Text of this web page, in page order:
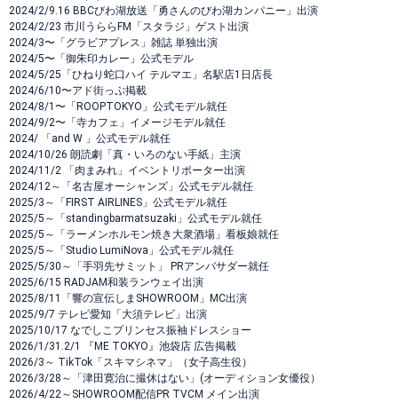
2024/2/9.16 BBCびわ湖放送「勇さんのびわ湖カンパニー」出演
2024/2/23 市川うららFM「スタラジ」ゲスト出演
2024/3〜「グラビアプレス」雑誌 単独出演
2024/5〜「御朱印カレー」公式モデル
2024/5/25「ひねり蛇口ハイ テルマエ」名駅店1日店長
2024/6/10〜アド街っぷ掲載
2024/8/1〜「ROOPTOKYO」公式モデル就任
2024/9/2〜「寺カフェ」イメージモデル就任
2024/ 「and W 」公式モデル就任
2024/10/26 朗読劇「真・いろのない手紙」主演
2024/11/2 「肉まみれ」イベントリポーター出演
2024/12～「名古屋オーシャンズ」公式モデル就任
2025/3～「FIRST AIRLINES」公式モデル就任
2025/5～「standingbarmatsuzaki」公式モデル就任
2025/5～「ラーメンホルモン焼き大衆酒場」看板娘就任
2025/5～「Studio LumiNova」公式モデル就任
2025/5/30～「手羽先サミット」 PRアンバサダー就任
2025/6/15 RADJAM和装ランウェイ出演
2025/8/11「響の宣伝しまSHOWROOM」MC出演
2025/9/7 テレビ愛知「大須テレビ」出演
2025/10/17 なでしこプリンセス振袖ドレスショー
2026/1/31.2/1 『ME TOKYO』池袋店 広告掲載
2026/3～ TikTok「スキマシネマ」（女子高生役）
2026/3/28～「津田寛治に撮休はない」(オーディション女優役）
2026/4/22～SHOWROOM配信PR TVCM メイン出演